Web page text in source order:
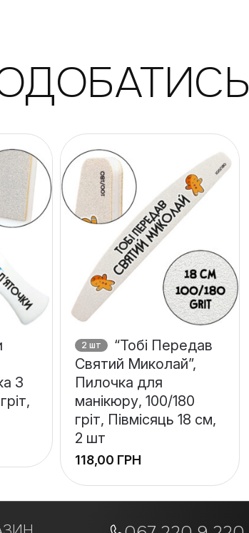
З
2 шт
“Тобі Передав
Святий Миколай”,
Пилочка для
манікюру, 100/180
гріт, Півмісяць 18 см,
2 шт
ГРН